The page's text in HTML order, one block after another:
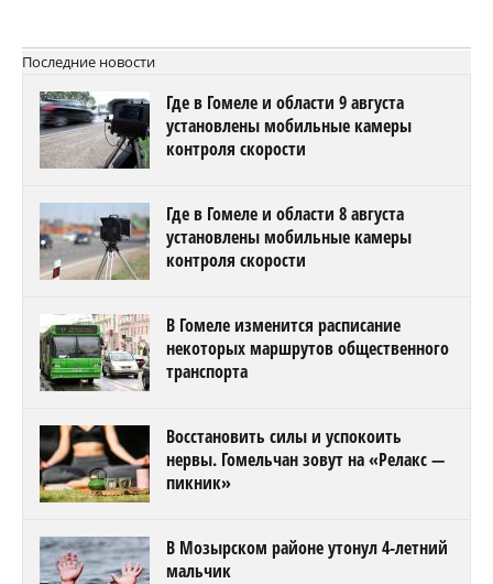
Последние новости
Где в Гомеле и области 9 августа
установлены мобильные камеры
контроля скорости
Где в Гомеле и области 8 августа
установлены мобильные камеры
контроля скорости
В Гомеле изменится расписание
некоторых маршрутов общественного
транспорта
Восстановить силы и успокоить
нервы. Гомельчан зовут на «Релакс —
пикник»
В Мозырском районе утонул 4-летний
мальчик